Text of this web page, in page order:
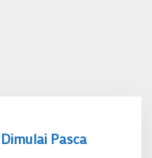
Pasca